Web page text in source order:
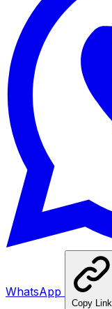
WhatsApp
Copy Link